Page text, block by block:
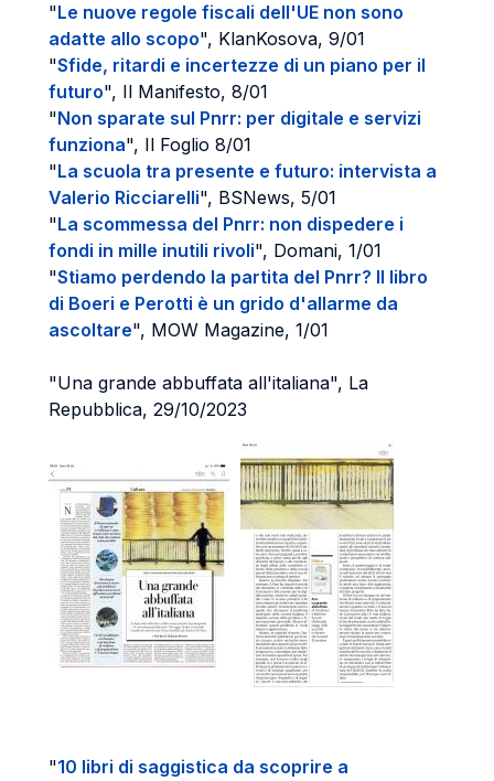
"Le nuove regole fiscali dell'UE non sono
adatte allo scopo", KlanKosova, 9/01
"Sfide, ritardi e incertezze di un piano per il
futuro", Il Manifesto, 8/01
"Non sparate sul Pnrr: per digitale e servizi
funziona", Il Foglio 8/01
"La scuola tra presente e futuro: intervista a
Valerio Ricciarelli", BSNews, 5/01
"La scommessa del Pnrr: non dispedere i
fondi in mille inutili rivoli", Domani, 1/01
"Stiamo perdendo la partita del Pnrr? Il libro
di Boeri e Perotti è un grido d'allarme da
ascoltare", MOW Magazine, 1/01
"Una grande abbuffata all'italiana", La
Repubblica, 29/10/2023
"10 libri di saggistica da scoprire a